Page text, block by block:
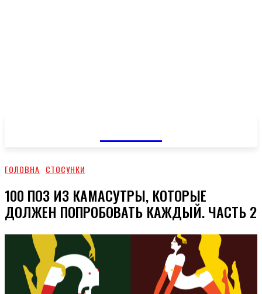
ГОЛОВНА СТОСУНКИ
100 ПОЗ ИЗ КАМАСУТРЫ, КОТОРЫЕ
ДОЛЖЕН ПОПРОБОВАТЬ КАЖДЫЙ. ЧАСТЬ 2